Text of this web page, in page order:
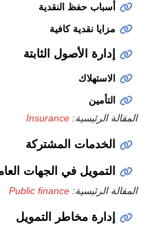
أسباب حفظ النقدية
مزايا نقدية كافية
إدارة الأصول الثابتة
الاستهلاك
التأمين
المقالة الرئيسية:Insurance
الخدمات المشتركة
التمويل في الجهات العامة
المقالة الرئيسية:Public finance
إدارة مخاطر التمويل